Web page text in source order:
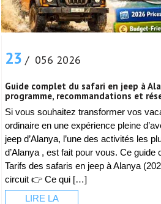
23 / 056 2026
Guide complet du safari en jeep à
programme, recommandations et
Si vous souhaitez transformer vos
ordinaire en une expérience pleine
jeep d’Alanya, l’une des activités les
d’Alanya , est fait pour vous. Ce
Tarifs des safaris en jeep à Alanya
circuit 👉 Ce qui […]
LIRE LA